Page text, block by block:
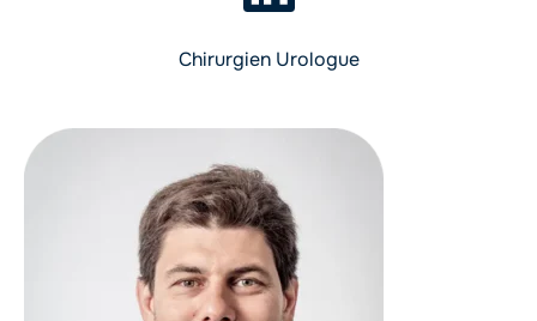
Chirurgien Urologue